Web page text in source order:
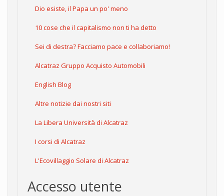
Dio esiste, il Papa un po' meno
10 cose che il capitalismo non ti ha detto
Sei di destra? Facciamo pace e collaboriamo!
Alcatraz Gruppo Acquisto Automobili
English Blog
Altre notizie dai nostri siti
La Libera Università di Alcatraz
I corsi di Alcatraz
L'Ecovillaggio Solare di Alcatraz
Accesso utente